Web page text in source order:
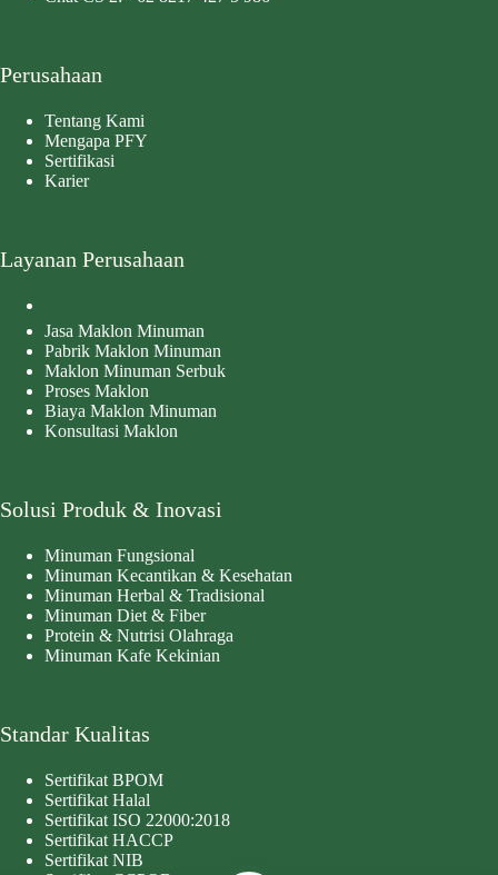
Perusahaan
Tentang Kami
Mengapa PFY
Sertifikasi
Karier
Layanan Perusahaan
Jasa Maklon Minuman
Pabrik Maklon Minuman
Maklon Minuman Serbuk
Proses Maklon
Biaya Maklon Minuman
Konsultasi Maklon
Solusi Produk & Inovasi
Minuman Fungsional
Minuman Kecantikan & Kesehatan
Minuman Herbal & Tradisional
Minuman Diet & Fiber
Protein & Nutrisi Olahraga
Minuman Kafe Kekinian
Standar Kualitas
Sertifikat BPOM
Sertifikat Halal
Sertifikat ISO 22000:2018
Sertifikat HACCP
Sertifikat NIB